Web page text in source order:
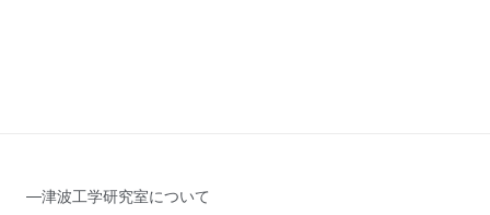
津波工学研究室について